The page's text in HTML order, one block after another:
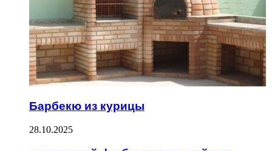
Барбекю из курицы
28.10.2025